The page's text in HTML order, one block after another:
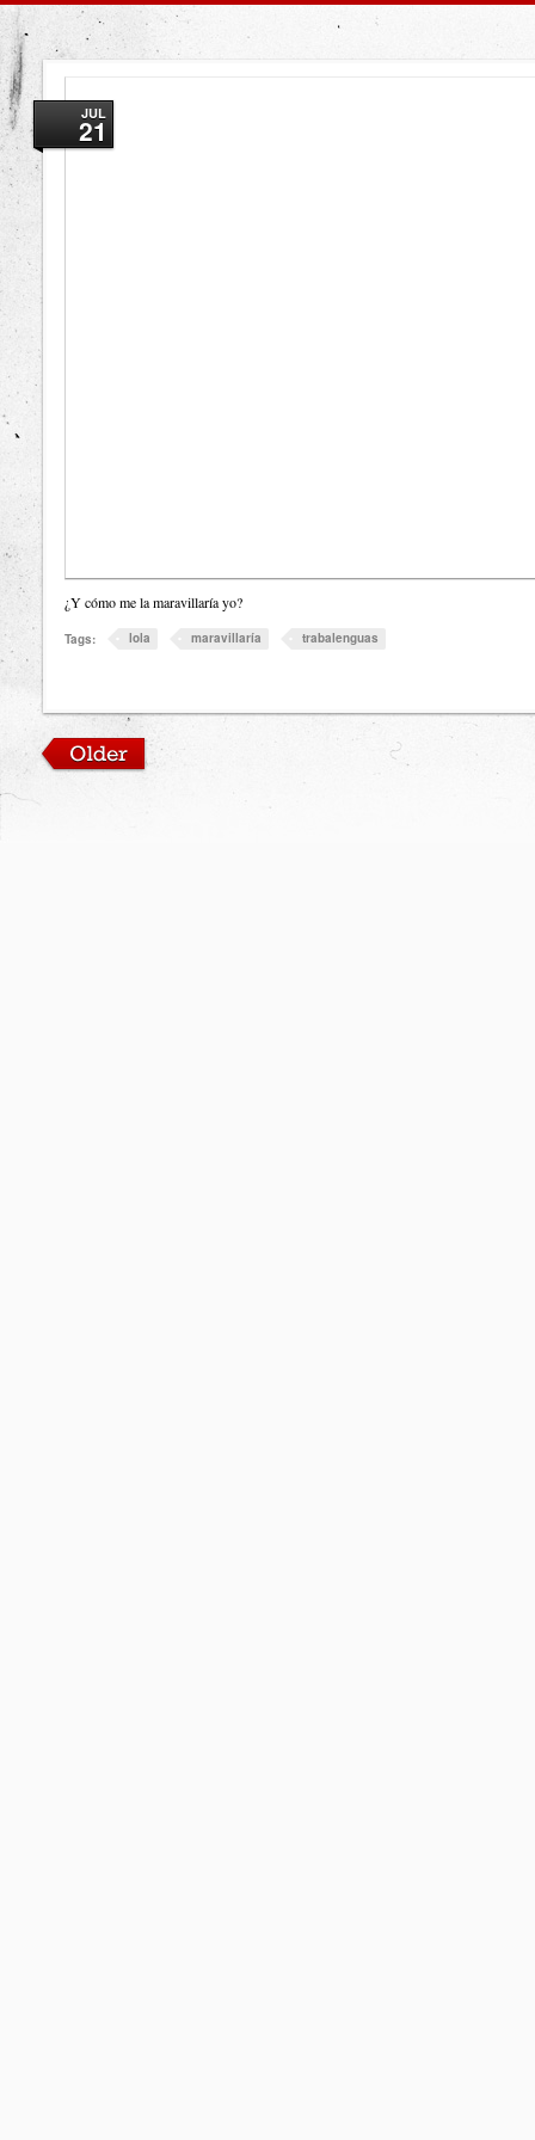
JUL
21
¿Y cómo me la maravillaría yo?
Tags: lola maravillaría trabalenguas